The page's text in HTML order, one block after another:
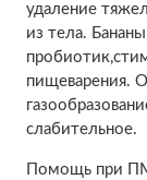
удаление
из тела.
пищеварения.
слабительное.
Помощь при